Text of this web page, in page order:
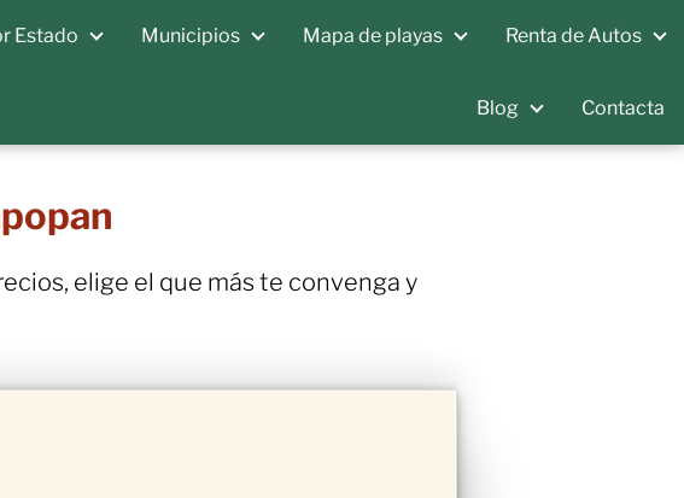
Estado Municipios Mapa de playas Renta de Autos
Blog Contacta
elige el que más te convenga y